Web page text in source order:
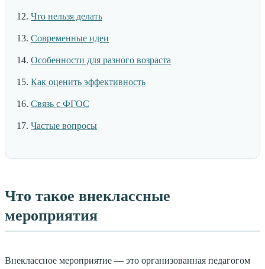
Что нельзя делать
Современные идеи
Особенности для разного возраста
Как оценить эффективность
Связь с ФГОС
Частые вопросы
Что такое внеклассные
мероприятия
Внеклассное мероприятие — это организованная педагогом